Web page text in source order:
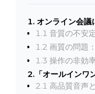
1. オンライン会議
1.1 音質の不安
1.2 画質の問題
1.3 操作の非効
2.「オールインワ
2.1 高品質音声